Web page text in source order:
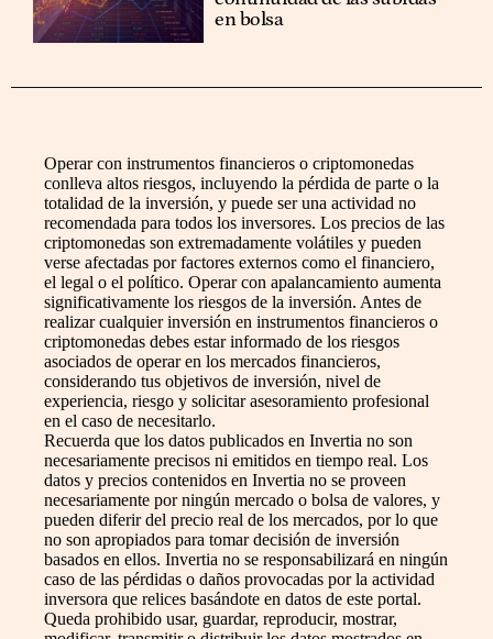
en bolsa
Operar con instrumentos financieros o criptomonedas
conlleva altos riesgos, incluyendo la pérdida de parte o la
totalidad de la inversión, y puede ser una actividad no
recomendada para todos los inversores. Los precios de las
criptomonedas son extremadamente volátiles y pueden
verse afectadas por factores externos como el financiero,
el legal o el político. Operar con apalancamiento aumenta
significativamente los riesgos de la inversión. Antes de
realizar cualquier inversión en instrumentos financieros o
criptomonedas debes estar informado de los riesgos
asociados de operar en los mercados financieros,
considerando tus objetivos de inversión, nivel de
experiencia, riesgo y solicitar asesoramiento profesional
en el caso de necesitarlo.
Recuerda que los datos publicados en Invertia no son
necesariamente precisos ni emitidos en tiempo real. Los
datos y precios contenidos en Invertia no se proveen
necesariamente por ningún mercado o bolsa de valores, y
pueden diferir del precio real de los mercados, por lo que
no son apropiados para tomar decisión de inversión
basados en ellos. Invertia no se responsabilizará en ningún
caso de las pérdidas o daños provocadas por la actividad
inversora que relices basándote en datos de este portal.
Queda prohibido usar, guardar, reproducir, mostrar,